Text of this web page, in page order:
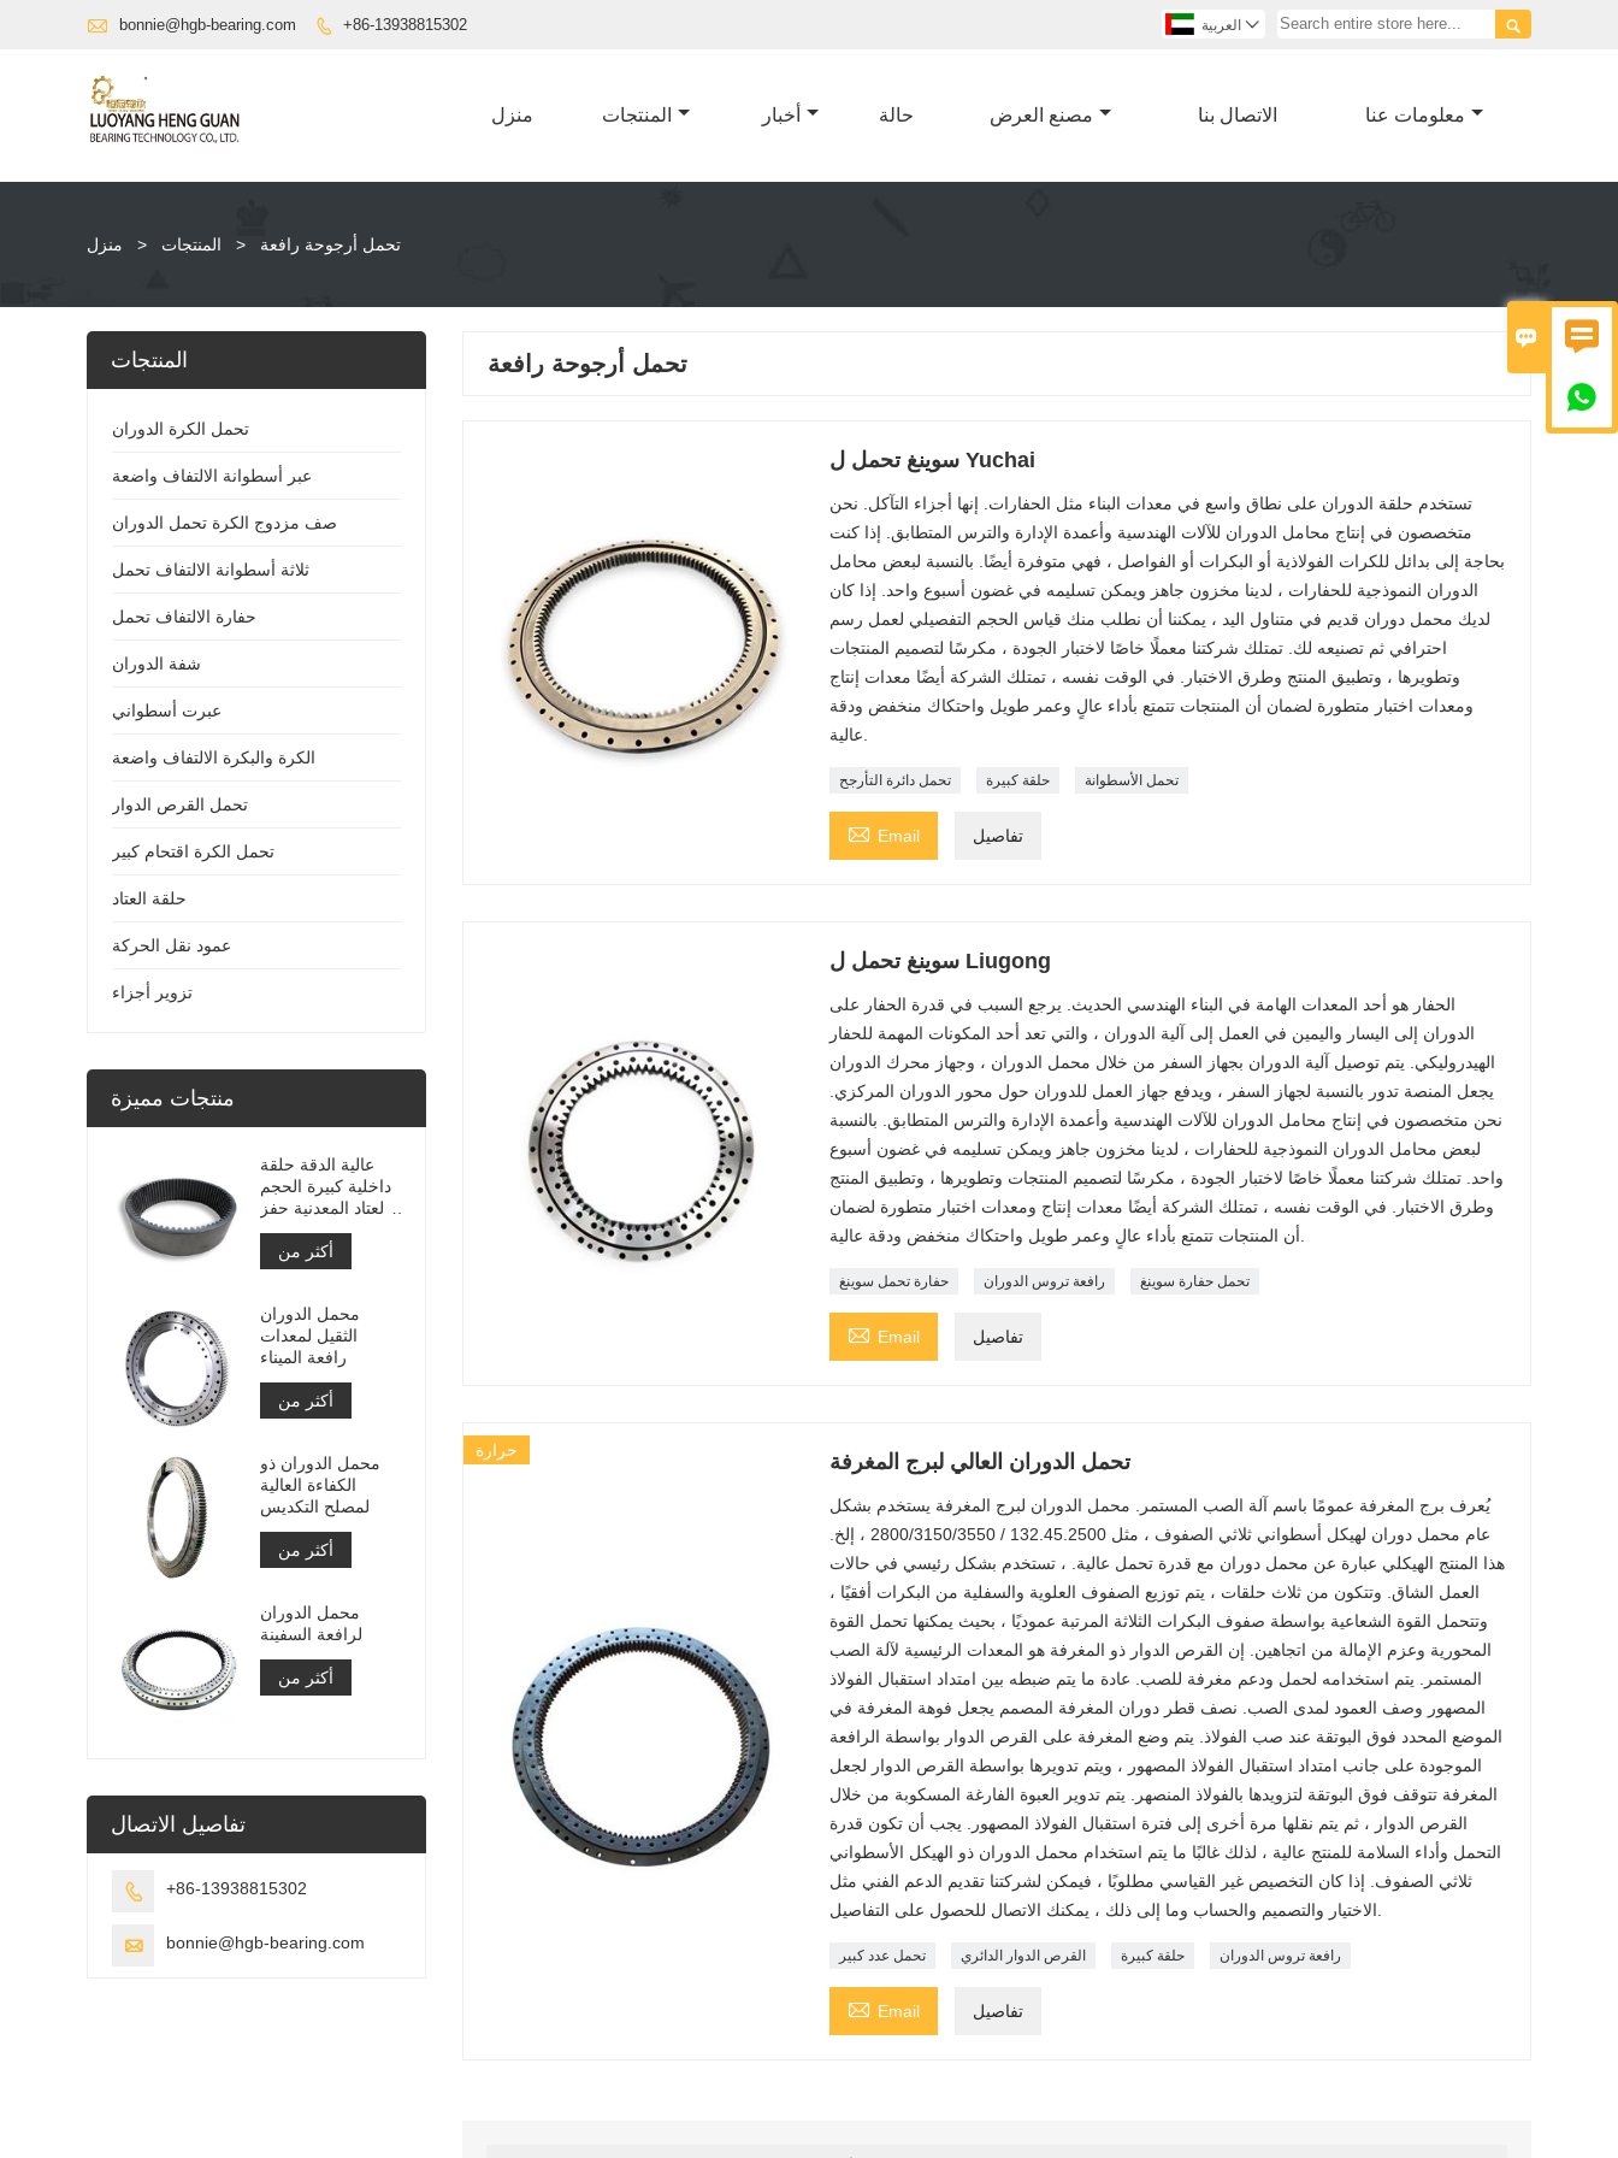
 

 bonnie@hgb-bearing.com  +86-13938815302  العربية 
منزل المنتجات أخبار حالة مصنع العرض الاتصال بنا معلومات عنا
منزل > المنتجات > تحمل أرجوحة رافعة
تحمل أرجوحة رافعة
سوينغ تحمل ل Yuchai
تستخدم حلقة الدوران على نطاق واسع في معدات البناء مثل الحفارات. إنها أجزاء التآكل. نحن
متخصصون في إنتاج محامل الدوران للآلات الهندسية وأعمدة الإدارة والترس المتطابق. إذا كنت
بحاجة إلى بدائل للكرات الفولاذية أو البكرات أو الفواصل ، فهي متوفرة أيضًا. بالنسبة لبعض محامل
الدوران النموذجية للحفارات ، لدينا مخزون جاهز ويمكن تسليمه في غضون أسبوع واحد. إذا كان
لديك محمل دوران قديم في متناول اليد ، يمكننا أن نطلب منك قياس الحجم التفصيلي لعمل رسم
احترافي ثم تصنيعه لك. تمتلك شركتنا معملًا خاصًا لاختبار الجودة ، مكرسًا لتصميم المنتجات
وتطويرها ، وتطبيق المنتج وطرق الاختبار. في الوقت نفسه ، تمتلك الشركة أيضًا معدات إنتاج
ومعدات اختبار متطورة لضمان أن المنتجات تتمتع بأداء عالٍ وعمر طويل واحتكاك منخفض ودقة
تحمل دائرة التأرجح حلقة كبيرة تحمل الأسطوانة
 Email تفاصيل
سوينغ تحمل ل Liugong
الحفار هو أحد المعدات الهامة في البناء الهندسي الحديث. يرجع السبب في قدرة الحفار على
الدوران إلى اليسار واليمين في العمل إلى آلية الدوران ، والتي تعد أحد المكونات المهمة للحفار
الهيدروليكي. يتم توصيل آلية الدوران بجهاز السفر من خلال محمل الدوران ، وجهاز محرك الدوران
يجعل المنصة تدور بالنسبة لجهاز السفر ، ويدفع جهاز العمل للدوران حول محور الدوران المركزي.
نحن متخصصون في إنتاج محامل الدوران للآلات الهندسية وأعمدة الإدارة والترس المتطابق. بالنسبة
لبعض محامل الدوران النموذجية للحفارات ، لدينا مخزون جاهز ويمكن تسليمه في غضون أسبوع
واحد. تمتلك شركتنا معملًا خاصًا لاختبار الجودة ، مكرسًا لتصميم المنتجات وتطويرها ، وتطبيق المنتج
وطرق الاختبار. في الوقت نفسه ، تمتلك الشركة أيضًا معدات إنتاج ومعدات اختبار متطورة لضمان
حفارة تحمل سوينغ رافعة تروس الدوران تحمل حفارة سوينغ
 Email تفاصيل
حرارة تحمل الدوران العالي لبرج المغرفة
يُعرف برج المغرفة عمومًا باسم آلة الصب المستمر. محمل الدوران لبرج المغرفة يستخدم بشكل
عام محمل دوران لهيكل أسطواني ثلاثي الصفوف ، مثل 132.45.2500 / 2800/3150/3550 ، إلخ.
هذا المنتج الهيكلي عبارة عن محمل دوران مع قدرة تحمل عالية. ، تستخدم بشكل رئيسي في حالات
العمل الشاق. وتتكون من ثلاث حلقات ، يتم توزيع الصفوف العلوية والسفلية من البكرات أفقيًا ،
وتتحمل القوة الشعاعية بواسطة صفوف البكرات الثلاثة المرتبة عموديًا ، بحيث يمكنها تحمل القوة
المحورية وعزم الإمالة من اتجاهين. إن القرص الدوار ذو المغرفة هو المعدات الرئيسية لآلة الصب
المستمر. يتم استخدامه لحمل ودعم مغرفة للصب. عادة ما يتم ضبطه بين امتداد استقبال الفولاذ
المصهور وصف العمود لمدى الصب. نصف قطر دوران المغرفة المصمم يجعل فوهة المغرفة في
الموضع المحدد فوق البوتقة عند صب الفولاذ. يتم وضع المغرفة على القرص الدوار بواسطة الرافعة
الموجودة على جانب امتداد استقبال الفولاذ المصهور ، ويتم تدويرها بواسطة القرص الدوار لجعل
المغرفة تتوقف فوق البوتقة لتزويدها بالفولاذ المنصهر. يتم تدوير العبوة الفارغة المسكوبة من خلال
القرص الدوار ، ثم يتم نقلها مرة أخرى إلى فترة استقبال الفولاذ المصهور. يجب أن تكون قدرة
التحمل وأداء السلامة للمنتج عالية ، لذلك غالبًا ما يتم استخدام محمل الدوران ذو الهيكل الأسطواني
ثلاثي الصفوف. إذا كان التخصيص غير القياسي مطلوبًا ، فيمكن لشركتنا تقديم الدعم الفني مثل
تحمل عدد كبير القرص الدوار الدائري حلقة كبيرة رافعة تروس الدوران
 Email تفاصيل
المنتجات
تحمل الكرة الدوران
عبر أسطوانة الالتفاف واضعة
صف مزدوج الكرة تحمل الدوران
ثلاثة أسطوانة الالتفاف تحمل
حفارة الالتفاف تحمل
شفة الدوران
عبرت أسطواني
الكرة والبكرة الالتفاف واضعة
تحمل القرص الدوار
تحمل الكرة اقتحام كبير
حلقة العتاد
عمود نقل الحركة
تزوير أجزاء
منتجات مميزة
عالية الدقة حلقة
داخلية كبيرة الحجم
والعتاد المعدنية حفز
والعتاد مع معالجة
النيتريد
أكثر من
محمل الدوران
الثقيل لمعدات
رافعة الميناء
أكثر من
محمل الدوران ذو
الكفاءة العالية
لمصلح التكديس
أكثر من
محمل الدوران
لرافعة السفينة
أكثر من
تفاصيل الاتصال
 +86-13938815302
 bonnie@hgb-bearing.com